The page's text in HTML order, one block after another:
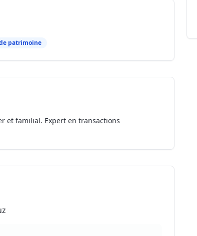
patrimoine
et familial. Expert en transactions